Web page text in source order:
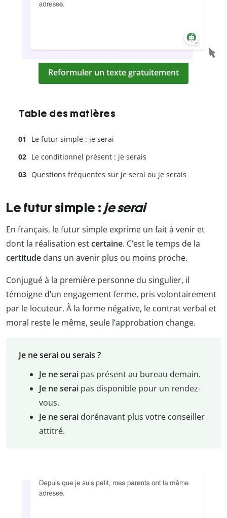
Reformuler un texte gratuitement
Table des matières
Le futur simple : je serai
Le conditionnel présent : je serais
Questions fréquentes sur je serai ou je serais
Le futur simple : je serai
En français, le futur simple exprime un fait à venir et
dont la réalisation estcertaine. C’est le temps de la
certitude dans un avenir plus ou moins proche.
Conjugué à la première personne du singulier, il
témoigne d’un engagement ferme, pris volontairement
par le locuteur. À la forme négative, le contrat verbal et
moral reste le même, seule l’approbation change.
Je ne serai ou serais ?
Je ne serai pas présent au bureau demain.
Je ne seraipas disponible pour un rendez-
vous.
Je ne seraidorénavant plus votre conseiller
attitré.